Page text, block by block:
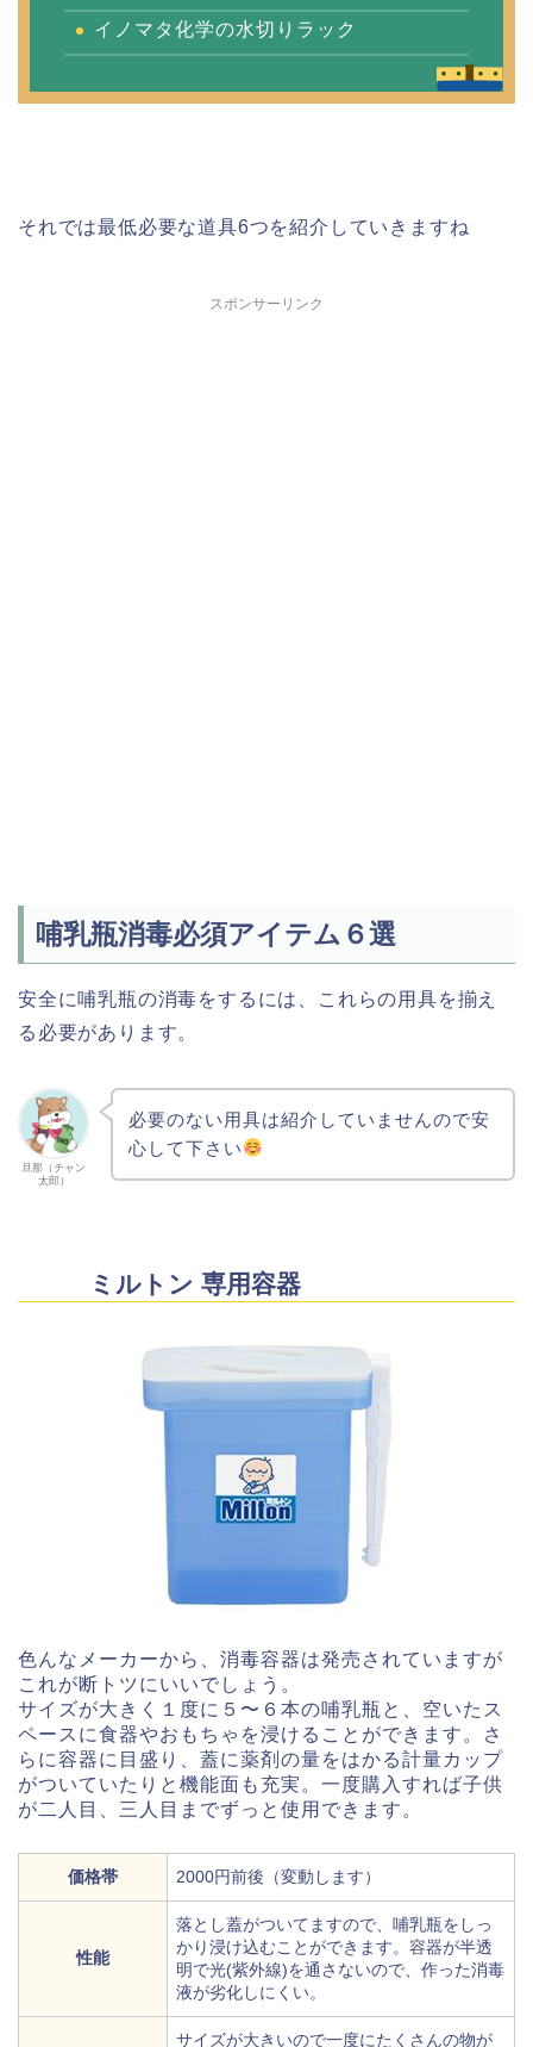
イノマタ化学の水切りラック
それでは最低必要な道具6つを紹介していきますね
スポンサーリンク
哺乳瓶消毒必須アイテム６選
安全に哺乳瓶の消毒をするには、これらの用具を揃え
る必要があります。
旦那（チャン
太郎）
必要のない用具は紹介していませんので安
心して下さい
ミルトン 専用容器
色んなメーカーから、消毒容器は発売されていますが
これが断トツにいいでしょう。
サイズが大きく１度に５〜６本の哺乳瓶と、空いたス
ペースに食器やおもちゃを浸けることができます。さ
らに容器に目盛り、蓋に薬剤の量をはかる計量カップ
がついていたりと機能面も充実。一度購入すれば子供
が二人目、三人目までずっと使用できます。
価格帯 2000円前後（変動します）
性能
落とし蓋がついてますので、哺乳瓶をしっ
かり浸け込むことができます。容器が半透
明で光(紫外線)を通さないので、作った消毒
液が劣化しにくい。
サイズが大きいので一度にたくさんの物が